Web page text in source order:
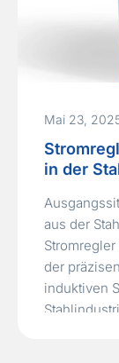
Mai 23,
in der
aus der
der
induktiven